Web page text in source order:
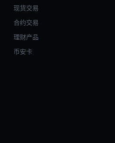
现货交易
合约交易
理财产品
币安卡